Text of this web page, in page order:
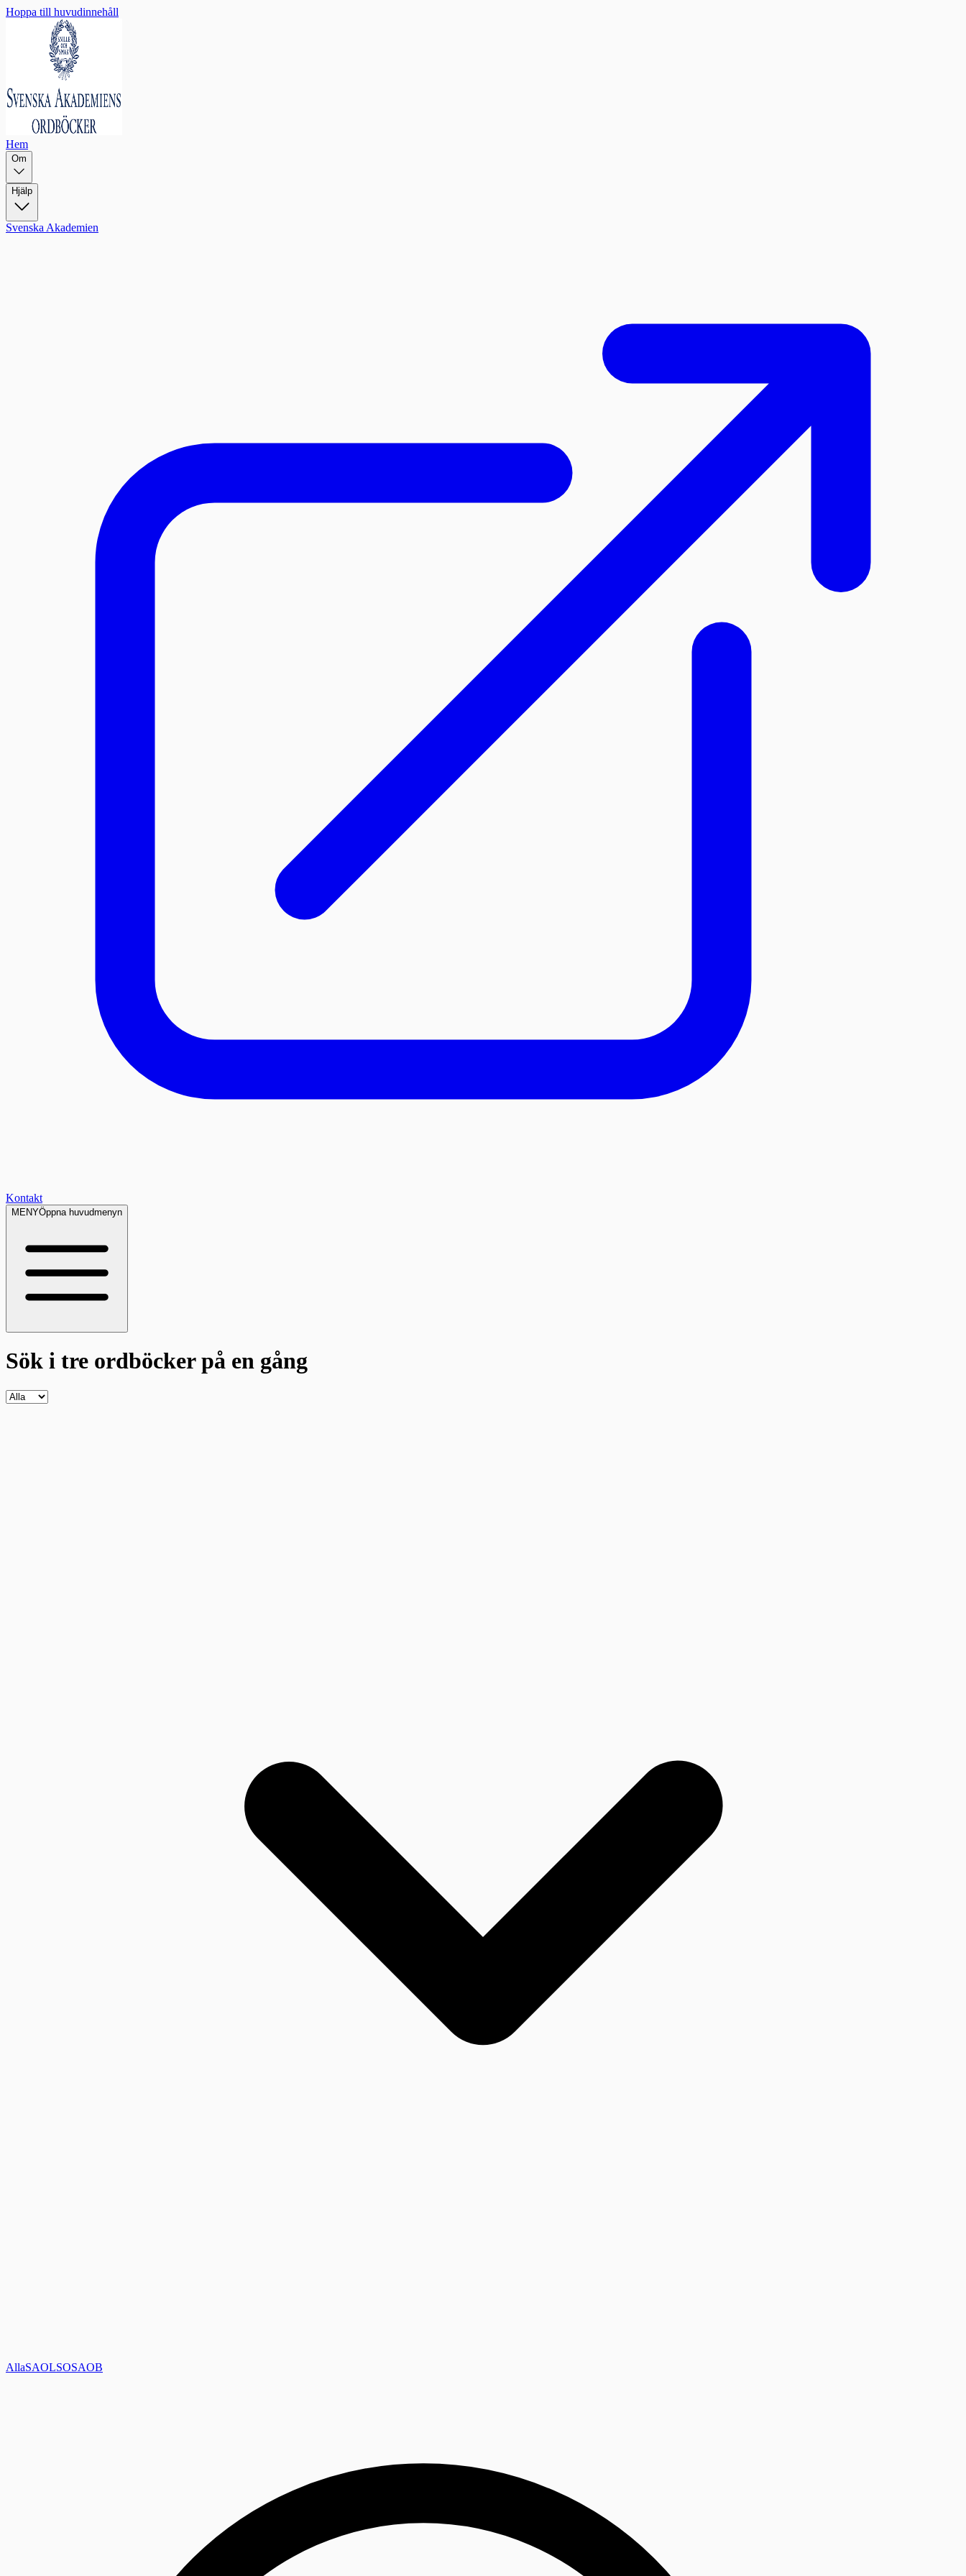
Hoppa till huvudinnehåll
Hem
Om
Hjälp
Svenska Akademien
Kontakt
MENYÖppna huvudmenyn
Sök i tre ordböckerpå en gång
AllaSAOLSOSAOB